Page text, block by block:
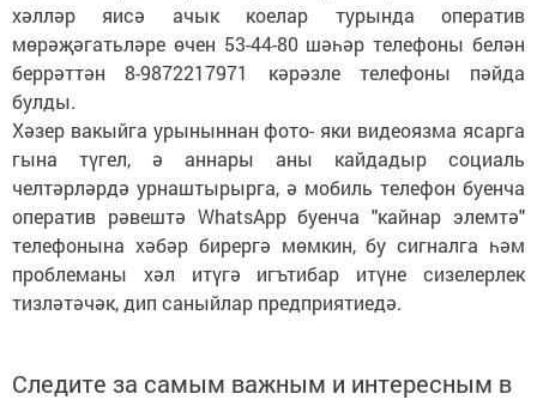
хәлләр яисә ачык коелар турында оператив
мөрәҗәгатьләре өчен 53-44-80 шәһәр телефоны белән
беррәттән 8-9872217971 кәрәзле телефоны пәйда
булды.
Хәзер вакыйга урыныннан фото- яки видеоязма ясарга
гына түгел, ә аннары аны кайдадыр социаль
челтәрләрдә урнаштырырга, ә мобиль телефон буенча
оператив рәвештә WhatsApp буенча "кайнар элемтә"
телефонына хәбәр бирергә мөмкин, бу сигналга һәм
проблеманы хәл итүгә игътибар итүне сизелерлек
тизләтәчәк, дип саныйлар предприятиедә.
Следите за самым важным и интересным в